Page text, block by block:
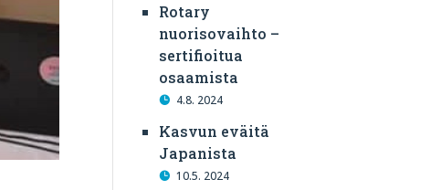
Rotary
nuorisovaihto –
sertifioitua
osaamista
4.8. 2024
Kasvun eväitä
Japanista
10.5. 2024